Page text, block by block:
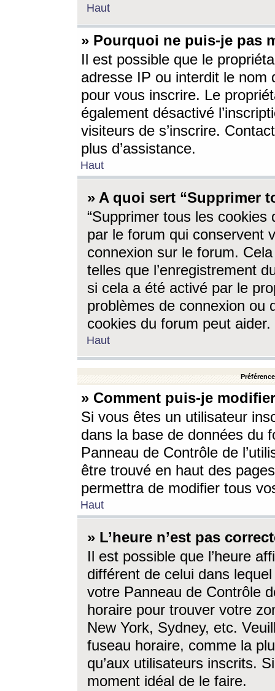
Haut
» Pourquoi ne puis-je pas
Il est possible que le
adresse IP ou interdit le nom
pour vous inscrire. Le
également désactivé
visiteurs de s’inscrire.
plus d’assistance.
Haut
» A quoi sert “Supprimer
“Supprimer tous les cookies
par le forum qui conservent
connexion sur le forum.
telles que l’enregistrement
si cela a été activé par le
problèmes de connexion ou
cookies du forum peut aider.
Haut
» Comment puis-je
Si vous êtes un utilisateur
dans la base de données du
Panneau de Contrôle de
être trouvé en haut des
permettra de modifier tous
Haut
» L’heure n’est pas
Il est possible que l’heure
différent de celui dans
votre Panneau de Contrôle
horaire pour trouver votre
New York, Sydney, etc.
fuseau horaire, comme la
qu’aux utilisateurs inscrits.
moment idéal de le faire.